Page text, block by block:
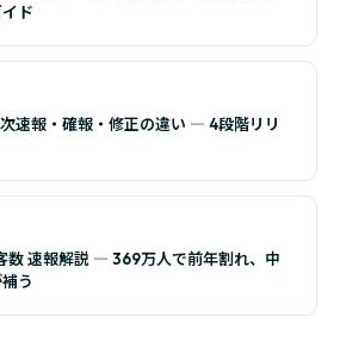
ド
速報・確報・修正の違い ― 4段階リリ
数 速報解説 ― 369万人で前年割れ、中
う